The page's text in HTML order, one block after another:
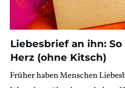
Liebesbrief an ihn:
Herz (ohne Kitsch)
Früher haben Menschen